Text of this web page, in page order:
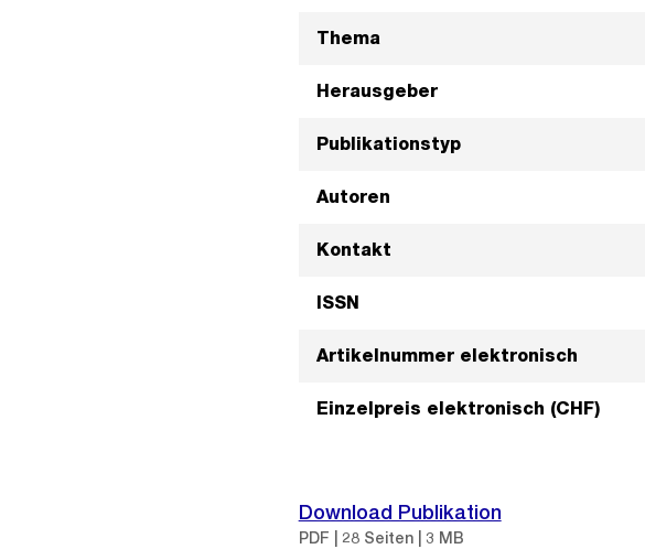
Thema
Herausgeber
Publikationstyp
Autoren
Kontakt
ISSN
Artikelnummer elektronisch
Einzelpreis elektronisch (CHF)
Download Publikation
PDF | 28 Seiten | 3 MB